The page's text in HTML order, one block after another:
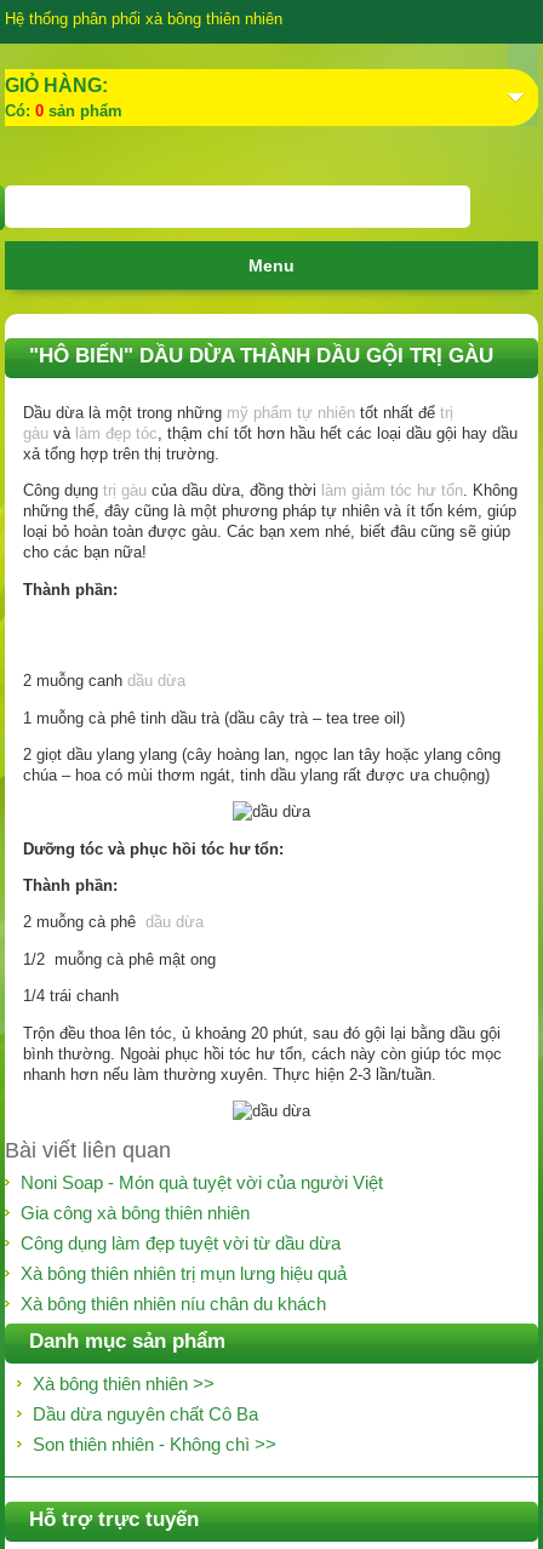
Hệ thống phân phối xà bông thiên nhiên
GIỎ HÀNG:
Có:0 sản phẩm
Menu
"HÔ BIẾN" DẦU DỪA THÀNH DẦU GỘI TRỊ GÀU
Dầu dừa là một trong những mỹ phẩm tự nhiên tốt nhất đểtrị
gàu và làm đẹp tóc, thậm chí tốt hơn hầu hết các loại dầu gội hay dầu
xả tổng hợp trên thị trường.
Công dụngtrị gàu của dầu dừa, đồng thời làm giảm tóc hư tổn. Không
những thế, đây cũng là một phương pháp tự nhiên và ít tốn kém, giúp
loại bỏ hoàn toàn được gàu. Các bạn xem nhé, biết đâu cũng sẽ giúp
cho các bạn nữa!
Thành phần:
2 muỗng canhdầu dừa
1 muỗng cà phê tinh dầu trà (dầu cây trà – tea tree oil)
2 giọt dầu ylang ylang (cây hoàng lan, ngọc lan tây hoặc ylang công
chúa – hoa có mùi thơm ngát, tinh dầu ylang rất được ưa chuộng)
Dưỡng tóc và phục hồi tóc hư tổn:
Thành phần:
2 muỗng cà phêdầu dừa
1/2 muỗng cà phê mật ong
1/4 trái chanh
Trộn đều thoa lên tóc, ủ khoảng 20 phút, sau đó gội lại bằng dầu gội
bình thường. Ngoài phục hồi tóc hư tổn, cách này còn giúp tóc mọc
nhanh hơn nếu làm thường xuyên. Thực hiện 2-3 lần/tuần.
Bài viết liên quan
Noni Soap - Món quà tuyệt vời của người Việt
Gia công xà bông thiên nhiên
Công dụng làm đẹp tuyệt vời từ dầu dừa
Xà bông thiên nhiên trị mụn lưng hiệu quả
Xà bông thiên nhiên níu chân du khách
Danh mục sản phẩm
Xà bông thiên nhiên >>
Dầu dừa nguyên chất Cô Ba
Son thiên nhiên - Không chì >>
Hỗ trợ trực tuyến